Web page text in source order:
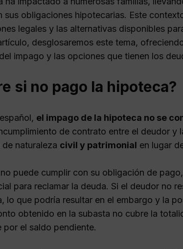
sus obligaciones hipotecarias. Este
legales y las alternativas disponibles
desglosaremos este tema,
impago y las opciones que tienen los
si no pago la hipoteca?
el impago de la hipoteca no se
de contrato entre el deudor y
naturaleza civil y patrimonial en lugar
puede cumplir con su obligación de
para reclamar la deuda. Si el deudor no
lo que podría resultar en el embargo y la
obtenido en la subasta no cubre la
por el saldo pendiente.